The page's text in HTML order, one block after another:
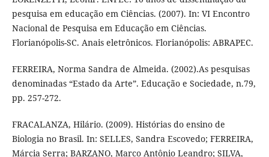
pesquisa em educação em Ciências. (2007). In: VI Encontro
Nacional de Pesquisa em Educação em Ciências.
Florianópolis-SC. Anais eletrônicos. Florianópolis: ABRAPEC.
FERREIRA, Norma Sandra de Almeida. (2002).As pesquisas
denominadas “Estado da Arte”. Educação e Sociedade, n.79,
pp. 257-272.
FRACALANZA, Hilário. (2009). Histórias do ensino de
Biologia no Brasil. In: SELLES, Sandra Escovedo; FERREIRA,
Márcia Serra; BARZANO, Marco Antônio Leandro; SILVA,